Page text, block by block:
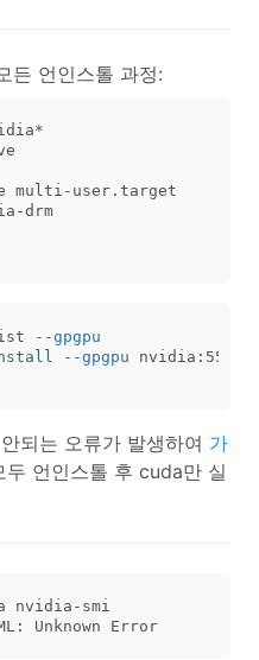
든 언인스톨 과정:
multi-user.target
drm
--gpgpu
--gpgpu
되는 오류가 발생하여 가
언인스톨 후 cuda만 실
nvidia-smi